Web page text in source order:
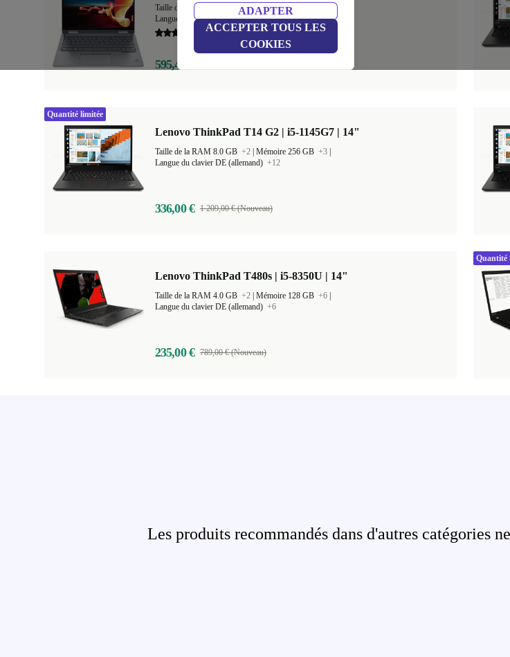
ADAPTER
ACCEPTER TOUS LES
COOKIES
Taille de la RAM 16.0 GB+1 |Mémoire 512 GB
|
Langue du clavier DE (allemand)+20
5,0
595,44 €
Lenovo ThinkPad T14 G2 | i5-1145G7 | 14"
Taille de la RAM 8.0 GB +2 Mémoire 256 GB +3
Langue du clavier DE (allemand) +12
336,00 € 1 209,00 € (Nouveau)
Quantité limitée
Lenovo ThinkPad T480s | i5-8350U | 14"
Taille de la RAM 4.0 GB +2 Mémoire 128 GB +6
Langue du clavier DE (allemand) +6
235,00 € 789,00 € (Nouveau)
Quantité
Les produits recommandés dans d'autres catégories